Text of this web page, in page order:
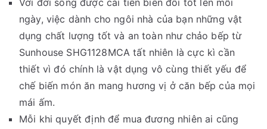
Với đời sống được cải tiến biến đổi tốt lên mỗi
ngày, việc dành cho ngôi nhà của bạn những vật
dụng chất lượng tốt và an toàn như chảo bếp từ
Sunhouse SHG1128MCA tất nhiên là cực kì cần
thiết vì đó chính là vật dụng vô cùng thiết yếu để
chế biến món ăn mang hương vị ở căn bếp của mọi
mái ấm.
Mỗi khi quyết định để mua đương nhiên ai cũng